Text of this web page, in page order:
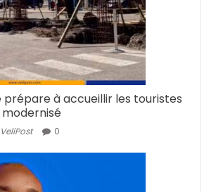
prépare à accueillir les touristes
VeliPost 0